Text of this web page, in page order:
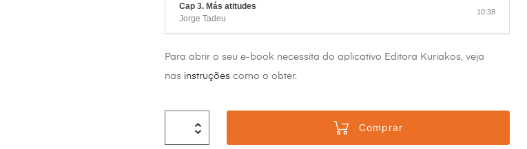
Cap 3. Más atitudes
Jorge Tadeu
10:38
Para abrir o seu e-book necessita do aplicativo Editora Kuriakos, veja
nas instruçõescomo o obter.
Comprar